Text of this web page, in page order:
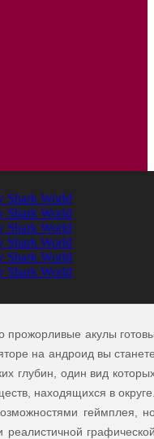
прожорливые акулы
на андроид вы
глубин, один вид
находящихся в
геймплея,